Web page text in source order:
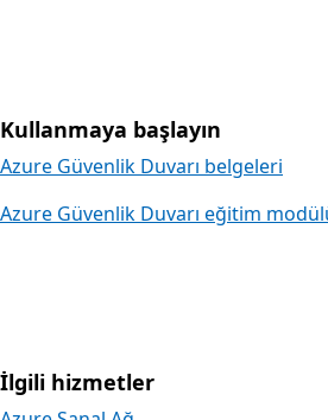
Kullanmaya başlayın
Azure Güvenlik Duvarı belgeleri
Azure Güvenlik Duvarı eğitim
İlgili hizmetler